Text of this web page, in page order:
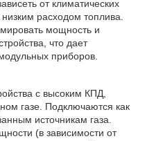
от климатических
расходом топлива.
мощность и
что дает
приборов.
с высоким КПД,
газе. Подключаются как
источникам газа.
(в зависимости от